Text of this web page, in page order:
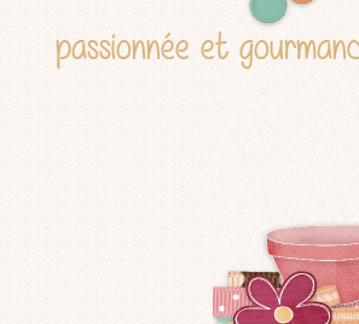
passionnée et